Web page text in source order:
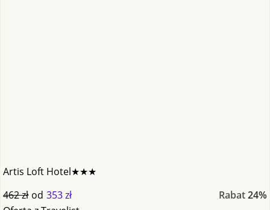
Artis Loft Hotel★★★
462 zł od 353 zł Rabat24%